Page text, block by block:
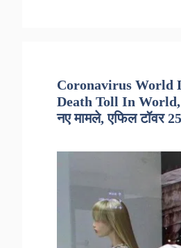
Coronavirus World
Death Toll In World,
नए मामले, एफिल टॉवर